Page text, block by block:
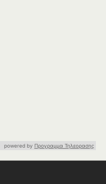
powered by Προγραμμα Τηλεορασης